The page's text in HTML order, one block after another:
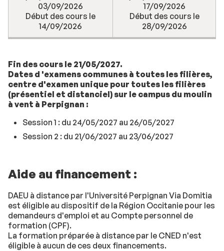
03/09/2026
Début des cours le
14/09/2026
17/09/2026
Début des cours le
28/09/2026
Fin des cours le 21/05/2027.
Dates d 'examens communes à toutes les filières,
centre d'examen unique pour toutes les filières
(présentiel et distanciel) sur le campus du moulin
à vent à Perpignan :
Session 1 : du 24/05/2027 au 26/05/2027
Session 2 : du 21/06/2027 au 23/06/2027
Aide au financement :
DAEU à distance par l'Université Perpignan Via Domitia
est éligible au dispositif de la Région Occitanie pour les
demandeurs d'emploi et au Compte personnel de
formation (CPF).
La formation préparée à distance par le CNED n'est
éligible à aucun de ces deux financements.